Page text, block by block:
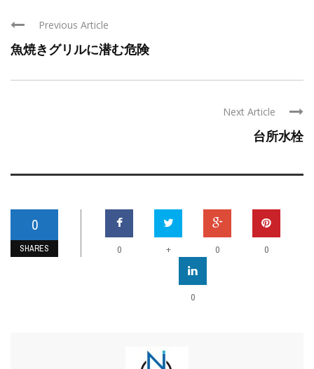
Previous Article
魚焼きグリルに潜む危険
Next Article
台所水栓
0
SHARES 0 + 0 0
0